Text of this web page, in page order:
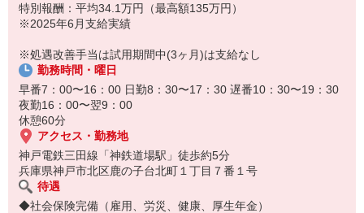
特別報酬：平均34.1万円（最高額135万円）
※2025年6月支給実績
※処遇改善手当は試用期間中(3ヶ月)は支給なし
勤務時間・曜日
早番7：00〜16：00 日勤8：30〜17：30 遅番10：30〜19：30
夜勤16：00〜翌9：00
休憩60分
アクセス・勤務地
神戸電鉄三田線「神鉄道場駅」徒歩約5分
兵庫県神戸市北区鹿の子台北町１丁目７番１号
待遇
◆社会保険完備（雇用、労災、健康、厚生年金）